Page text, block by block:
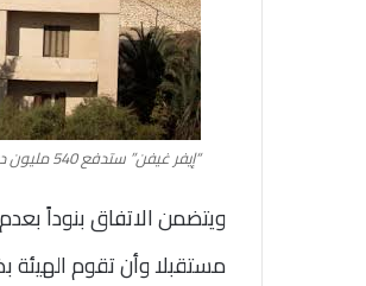
“إيفر غيفن” ستدفع 540 مليون دولار تعويضا لقناة السويس
ويتضمن الاتفاق بنوداً
مستقبلا وأن تقوم